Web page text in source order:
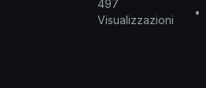
497
Visualizzazioni
•